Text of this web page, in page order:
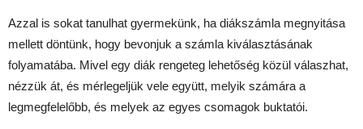
Azzal is sokat tanulhat gyermekünk, ha diákszámla megnyitása
mellett döntünk, hogy bevonjuk a számla kiválasztásának
folyamatába. Mivel egy diák rengeteg lehetőség közül válaszhat,
nézzük át, és mérlegeljük vele együtt, melyik számára a
legmegfelelőbb, és melyek az egyes csomagok buktatói.